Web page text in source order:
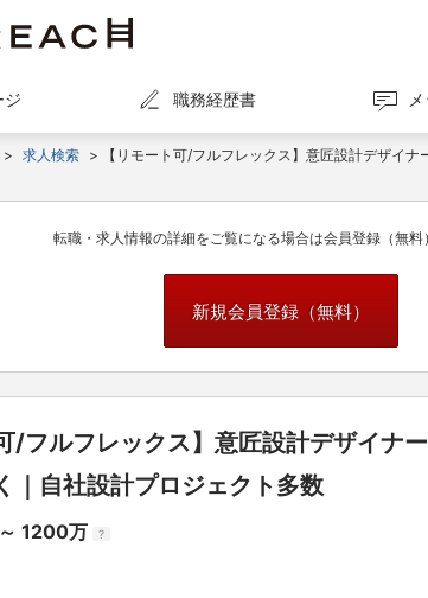
ジ 職務経歴書
> 求人検索 > 【リモート可/フルフレックス】意匠設計デザイ
転職・求人情報の詳細をご覧になる場合は会員登録（無料
新規会員登録（無料）
/フルフレックス】意匠設計デザイナ
｜自社設計プロジェクト多数
1200万 ?